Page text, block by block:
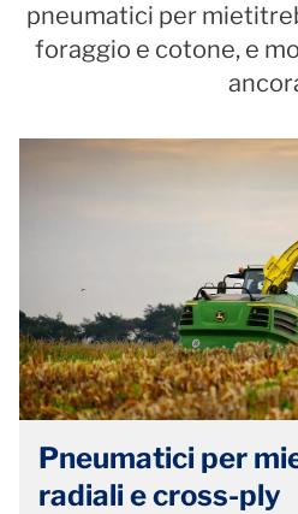
pneumatici per
foraggio e cotone, e
Pneumatici per
radiali e cross-ply